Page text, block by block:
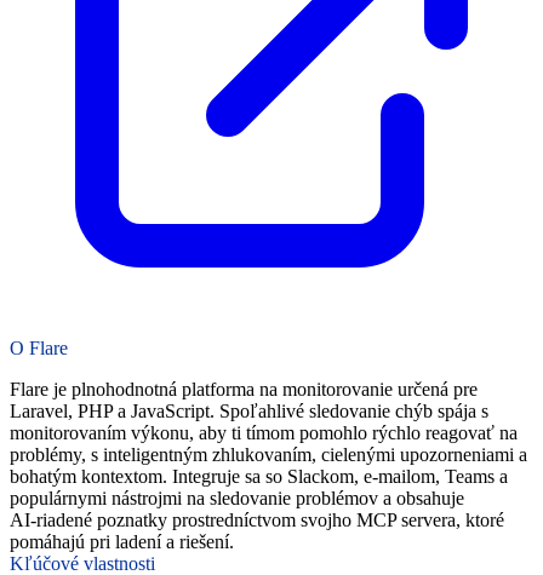
O Flare
Flare je plnohodnotná platforma na monitorovanie určená pre
Laravel, PHP a JavaScript. Spoľahlivé sledovanie chýb spája s
monitorovaním výkonu, aby ti tímom pomohlo rýchlo reagovať na
problémy, s inteligentným zhlukovaním, cielenými upozorneniami a
bohatým kontextom. Integruje sa so Slackom, e‑mailom, Teams a
populárnymi nástrojmi na sledovanie problémov a obsahuje
AI‑riadené poznatky prostredníctvom svojho MCP servera, ktoré
pomáhajú pri ladení a riešení.
Kľúčové vlastnosti